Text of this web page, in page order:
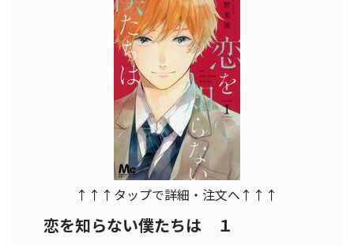
↑↑↑タップで詳細・注文へ↑↑↑
恋を知らない僕たちは １